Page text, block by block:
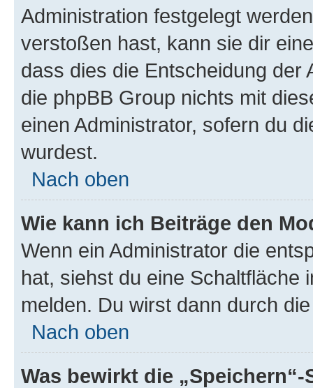
Administration festgelegt
verstoßen hast, kann sie dir
dass dies die Entscheidung der
die phpBB Group nichts mit
einen Administrator, sofern du
wurdest.
Nach oben
Wie kann ich Beiträge den
Wenn ein Administrator die
hat, siehst du eine Schaltfläche
melden. Du wirst dann durch
Nach oben
Was bewirkt die